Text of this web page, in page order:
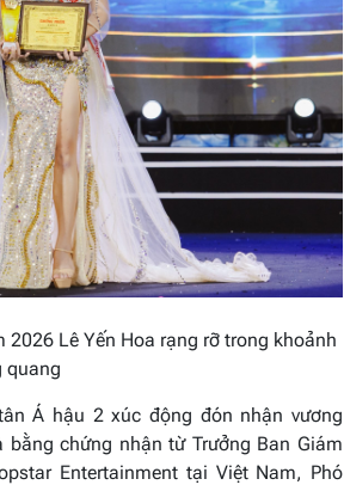
Lê Yến Hoa rạng rỡ trong khoảnh
quang
Á hậu 2 xúc động đón nhận vương
bằng chứng nhận từ Trưởng Ban Giám
Entertainment tại Việt Nam, Phó